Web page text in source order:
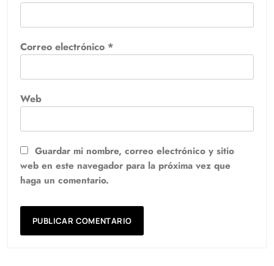
Correo electrónico *
Web
Guardar mi nombre, correo electrónico y sitio
web en este navegador para la próxima vez que
haga un comentario.